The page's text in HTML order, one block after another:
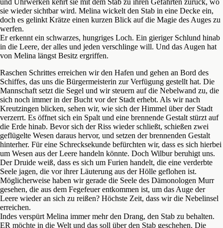
und Uhrwerken kehrt sie mit dem Stab zu ihren Gefährten zurück, wo
sie wieder sichtbar wird. Melina wickelt den Stab in eine Decke ein,
doch es gelinkt Krätze einen kurzen Blick auf die Magie des Auges zu
werfen.
Er erkennt ein schwarzes, hungriges Loch. Ein gieriger Schlund hinab
in die Leere, der alles und jeden verschlinge will. Und das Augen hat
von Melina längst Besitz ergriffen.
Raschen Schrittes erreichen wir den Hafen und gehen an Bord des
Schiffes, das uns die Bürgermeisterin zur Verfügung gestellt hat. Die
Mannschaft setzt die Segel und wir steuern auf die Nebelwand zu, die
sich noch immer in der Bucht vor der Stadt erhebt. Als wir nach
Kreutzingen blicken, sehen wir, wie sich der Himmel über der Stadt
verzerrt. Es öffnet sich ein Spalt und eine brennende Gestalt stürzt auf
die Erde hinab. Bevor sich der Riss wieder schließt, schießen zwei
geflügelte Wesen daraus hervor, und setzen der brennenden Gestalt
hinterher. Für eine Schrecksekunde befürchten wir, dass es sich hierbei
um Wesen aus der Leere handeln könnte. Doch Wilbur beruhigt uns.
Der Druide weiß, dass es sich um Furien handelt, die eine verderbte
Seele jagen, die vor ihrer Läuterung aus der Hölle geflohen ist.
Möglicherweise haben wir gerade die Seele des Dämonologen Murr
gesehen, die aus dem Fegefeuer entkommen ist, um das Auge der
Leere wieder an sich zu reißen? Höchste Zeit, dass wir die Nebelinsel
erreichen.
Indes verspürt Melina immer mehr den Drang, den Stab zu behalten.
ER möchte in die Welt und das soll über den Stab geschehen. Die